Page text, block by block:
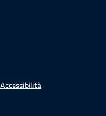
Accessibilità